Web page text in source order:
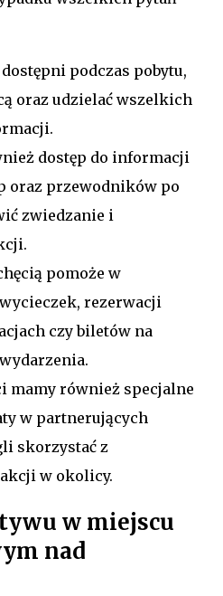
podczas pobytu,
oraz udzielać wszelkich
dostęp do informacji
oraz przewodników po
zwiedzanie i
pomoże w
rezerwacji
czy biletów na
mamy również specjalne
w partnerujących
skorzystać z
w okolicy.
w miejscu
nad